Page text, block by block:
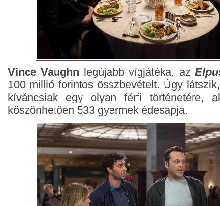
Vince Vaughn legújabb vígjátéka, az
100 millió forintos összbevételt. Úgy
kíváncsiak egy olyan férfi történetére,
köszönhetően 533 gyermek édesapja.